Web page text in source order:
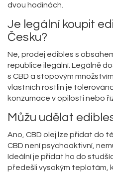
dvou hodinách.
Je legální koupit
Česku?
Ne, prodej edibles s
republice ilegální. Legálně
s CBD a stopovým
vlastních rostlin je
konzumace v opilosti nebo
Můžu udělat
Ano, CBD olej lze přidat do
CBD není psychoaktivní,
Ideální je přidat ho do
předešli vysokým teplotám,